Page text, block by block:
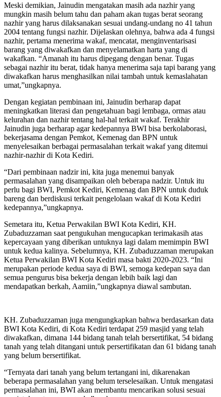
Meski demikian, Jainudin mengatakan masih ada nazhir yang
mungkin masih belum tahu dan paham akan tugas berat seorang
nazhir yang harus dilaksanakan sesuai undang-undang no 41 tahun
2004 tentang fungsi nazhir. Dijelaskan olehnya, bahwa ada 4 fungsi
nazhir, pertama menerima wakaf, mencatat, menginventarisasi
barang yang diwakafkan dan menyelamatkan harta yang di
wakafkan. “Amanah itu harus dipegang dengan benar. Tugas
sebagai nazhir itu berat, tidak hanya menerima saja tapi barang yang
diwakafkan harus menghasilkan nilai tambah untuk kemaslahatan
umat,”ungkapnya.
Dengan kegiatan pembinaan ini, Jainudin berharap dapat
meningkatkan literasi dan pengetahuan bagi lembaga, ormas atau
kelurahan dan nazhir tentang hal-hal terkait wakaf. Terakhir
Jainudin juga berharap agar kedepannya BWI bisa berkolaborasi,
bekerjasama dengan Pemkot, Kemenag dan BPN untuk
menyelesaikan berbagai permasalahan terkait wakaf yang ditemui
nazhir-nazhir di Kota Kediri.
“Dari pembinaan nadzir ini, kita juga menemui banyak
permasalahan yang disampaikan oleh beberapa nadzir. Untuk itu
perlu bagi BWI, Pemkot Kediri, Kemenag dan BPN untuk duduk
bareng dan berdiskusi terkait pengelolaan wakaf di Kota Kediri
kedepannya,”ungkapnya.
Semetara itu, Ketua Perwakilan BWI Kota Kediri, KH.
Zubaduzzaman saat pengukuhan mengucapkan terimakasih atas
kepercayaan yang diberikan untuknya lagi dalam memimpin BWI
untuk kedua kalinya. Sebelumnya, KH. Zubaduzzaman merupakan
Ketua Perwakilan BWI Kota Kediri masa bakti 2020-2023. “Ini
merupakan periode kedua saya di BWI, semoga kedepan saya dan
semua pengurus bisa bekerja dengan lebih baik lagi dan
mendapatkan berkah, Aamiin,”ungkapnya diawal sambutan.
KH. Zubaduzzaman juga mengungkapkan bahwa berdasarkan data
BWI Kota Kediri, di Kota Kediri terdapat 259 masjid yang telah
diwakafkan, dimana 144 bidang tanah telah bersertifikat, 54 bidang
tanah yang telah ditangani untuk persertifikatan dan 61 bidang tanah
yang belum bersertifikat.
“Ternyata dari tanah yang belum tertangani ini, dikarenakan
beberapa permasalahan yang belum terselesaikan. Untuk mengatasi
permasalahan ini, BWI akan membantu mencarikan solusi sesuai